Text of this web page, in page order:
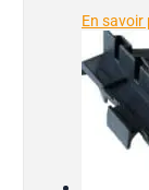
En savoir